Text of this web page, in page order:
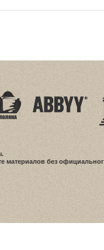
материалов без